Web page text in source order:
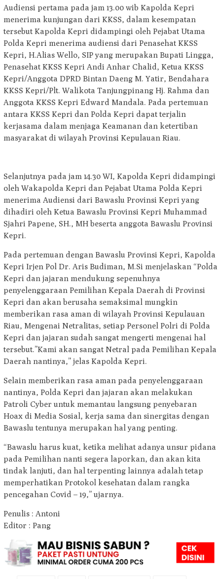
Audiensi pertama pada jam 13.00 wib Kapolda Kepri
menerima kunjungan dari KKSS, dalam kesempatan
tersebut Kapolda Kepri didampingi oleh Pejabat Utama
Polda Kepri menerima audiensi dari Penasehat KKSS
Kepri, H.Alias Wello, SIP yang merupakan Bupati Lingga,
Penasehat KKSS Kepri Andi Anhar Chalid, Ketua KKSS
Kepri/Anggota DPRD Bintan Daeng M. Yatir, Bendahara
KKSS Kepri/Plt. Walikota Tanjungpinang Hj. Rahma dan
Anggota KKSS Kepri Edward Mandala. Pada pertemuan
antara KKSS Kepri dan Polda Kepri dapat terjalin
kerjasama dalam menjaga Keamanan dan ketertiban
masyarakat di wilayah Provinsi Kepulauan Riau.
Selanjutnya pada jam 14.30 WI, Kapolda Kepri didampingi
oleh Wakapolda Kepri dan Pejabat Utama Polda Kepri
menerima Audiensi dari Bawaslu Provinsi Kepri yang
dihadiri oleh Ketua Bawaslu Provinsi Kepri Muhammad
Sjahri Papene, SH., MH beserta anggota Bawaslu Provinsi
Kepri.
Pada pertemuan dengan Bawaslu Provinsi Kepri, Kapolda
Kepri Irjen Pol Dr. Aris Budiman, M.Si menjelaskan “Polda
Kepri dan jajaran mendukung sepenuhnya
penyelenggaraan Pemilihan Kepala Daerah di Provinsi
Kepri dan akan berusaha semaksimal mungkin
memberikan rasa aman di wilayah Provinsi Kepulauan
Riau, Mengenai Netralitas, setiap Personel Polri di Polda
Kepri dan jajaran sudah sangat mengerti mengenai hal
tersebut.”Kami akan sangat Netral pada Pemilihan Kepala
Daerah nantinya,” jelas Kapolda Kepri.
Selain memberikan rasa aman pada penyelenggaraan
nantinya, Polda Kepri dan jajaran akan melakukan
Patroli Cyber untuk memantau langsung penyebaran
Hoax di Media Sosial, kerja sama dan sinergitas dengan
Bawaslu tentunya merupakan hal yang penting.
“Bawaslu harus kuat, ketika melihat adanya unsur pidana
pada Pemilihan nanti segera laporkan, dan akan kita
tindak lanjuti, dan hal terpenting lainnya adalah tetap
memperhatikan Protokol kesehatan dalam rangka
pencegahan Covid – 19,” ujarnya.
Penulis : Antoni
Editor : Pang